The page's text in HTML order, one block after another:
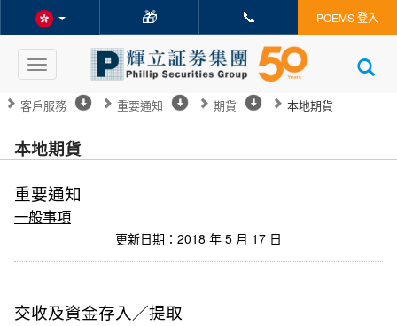
🎁 📞 POEMS 登入
Toggle
navigation
客戶服務 重要通知 期貨 本地期貨
本地期貨
重要通知
一般事項
更新日期：2018 年 5 月 17 日
交收及資金存入／提取